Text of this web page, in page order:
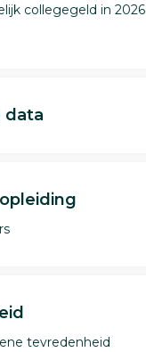
collegegeld in 2026
data
tevredenheid